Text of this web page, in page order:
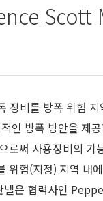
Scott
장비를 방폭 위험
인 방폭 방안을 제
로써 사용장비의 기
위험(지정) 지역 내
넬은 협력사인